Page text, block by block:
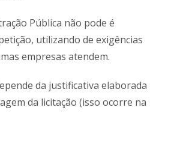
Pública não pode é
utilizando de exigências
empresas atendem.
da justificativa elaborada
da licitação (isso ocorre na